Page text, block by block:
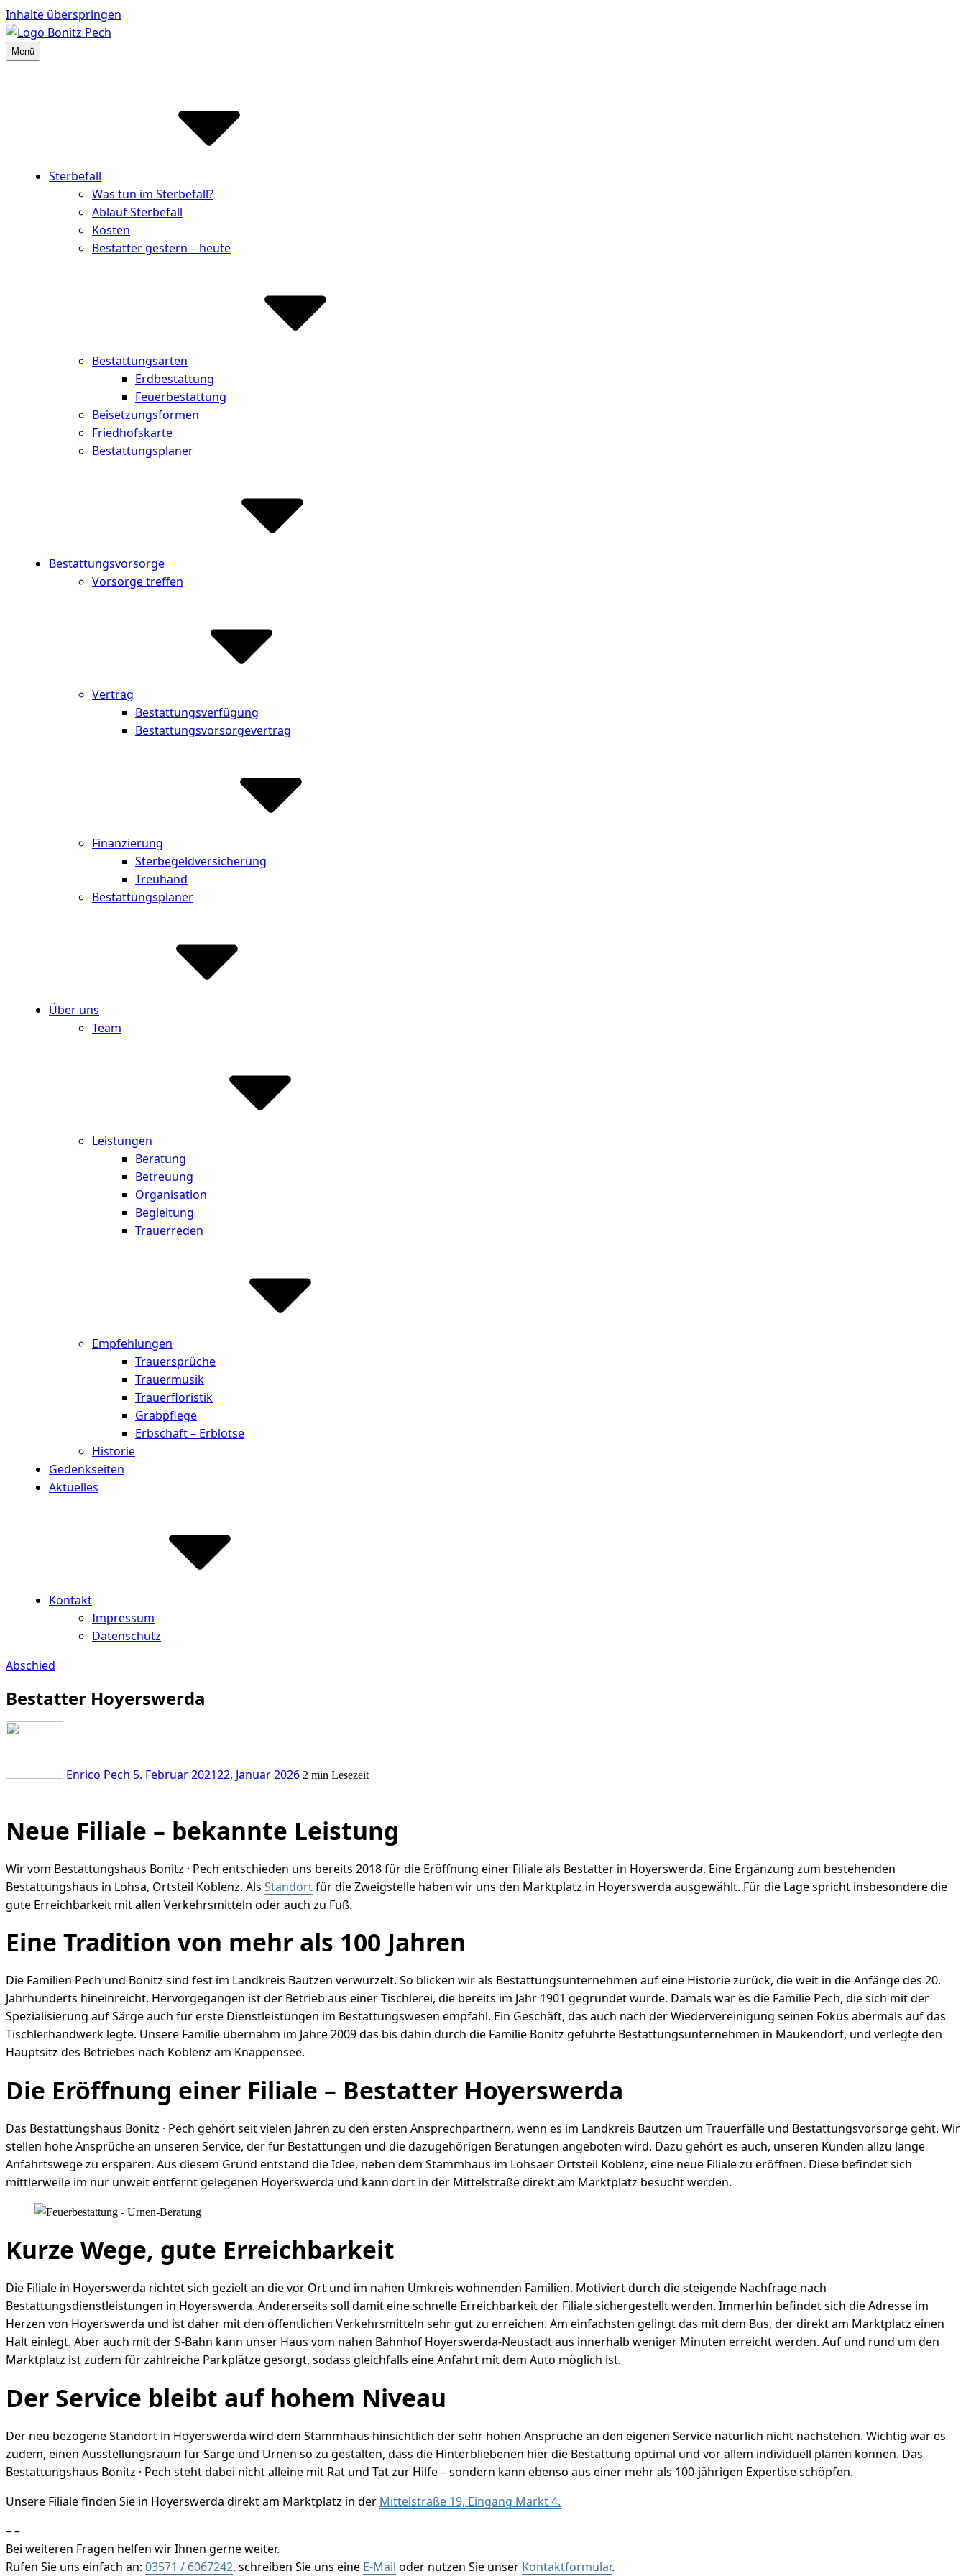
Inhalte überspringen
Bestattungshaus Bonitz Pech
Partner der Hinterbliebenen
Menü
Sterbefall
Was tun im Sterbefall?
Ablauf Sterbefall
Kosten
Bestatter gestern – heute
Bestattungsarten
Erdbestattung
Feuerbestattung
Beisetzungsformen
Friedhofskarte
Bestattungsplaner
Bestattungsvorsorge
Vorsorge treffen
Vertrag
Bestattungsverfügung
Bestattungsvorsorgevertrag
Finanzierung
Sterbegeldversicherung
Treuhand
Bestattungsplaner
Über uns
Team
Leistungen
Beratung
Betreuung
Organisation
Begleitung
Trauerreden
Empfehlungen
Trauersprüche
Trauermusik
Trauerfloristik
Grabpflege
Erbschaft – Erblotse
Historie
Gedenkseiten
Aktuelles
Kontakt
Impressum
Datenschutz
Abschied
Bestatter Hoyerswerda
Enrico Pech 5. Februar 202122. Januar 2026 2 min Lesezeit
Neue Filiale – bekannte Leistung
Wir vom Bestattungshaus Bonitz · Pech entschieden uns bereits 2018 für die Eröffnung einer Filiale als Bestatter in Hoyerswerda. Eine Ergänzung zum bestehenden
Bestattungshaus in Lohsa, Ortsteil Koblenz. Als Standortfür die Zweigstelle haben wir uns den Marktplatz in Hoyerswerda ausgewählt. Für die Lage spricht insbesondere die
gute Erreichbarkeit mit allen Verkehrsmitteln oder auch zu Fuß.
Eine Tradition von mehr als 100 Jahren
Die Familien Pech und Bonitz sind fest im Landkreis Bautzen verwurzelt. So blicken wir als Bestattungsunternehmen auf eine Historie zurück, die weit in die Anfänge des 20.
Jahrhunderts hineinreicht. Hervorgegangen ist der Betrieb aus einer Tischlerei, die bereits im Jahr 1901 gegründet wurde. Damals war es die Familie Pech, die sich mit der
Spezialisierung auf Särge auch für erste Dienstleistungen im Bestattungswesen empfahl. Ein Geschäft, das auch nach der Wiedervereinigung seinen Fokus abermals auf das
Tischlerhandwerk legte. Unsere Familie übernahm im Jahre 2009 das bis dahin durch die Familie Bonitz geführte Bestattungsunternehmen in Maukendorf, und verlegte den
Hauptsitz des Betriebes nach Koblenz am Knappensee.
Die Eröffnung einer Filiale – Bestatter Hoyerswerda
Das Bestattungshaus Bonitz · Pech gehört seit vielen Jahren zu den ersten Ansprechpartnern, wenn es im Landkreis Bautzen um Trauerfälle und Bestattungsvorsorge geht. Wir
stellen hohe Ansprüche an unseren Service, der für Bestattungen und die dazugehörigen Beratungen angeboten wird. Dazu gehört es auch, unseren Kunden allzu lange
Anfahrtswege zu ersparen. Aus diesem Grund entstand die Idee, neben dem Stammhaus im Lohsaer Ortsteil Koblenz, eine neue Filiale zu eröffnen. Diese befindet sich
mittlerweile im nur unweit entfernt gelegenen Hoyerswerda und kann dort in der Mittelstraße direkt am Marktplatz besucht werden.
Kurze Wege, gute Erreichbarkeit
Die Filiale in Hoyerswerda richtet sich gezielt an die vor Ort und im nahen Umkreis wohnenden Familien. Motiviert durch die steigende Nachfrage nach
Bestattungsdienstleistungen in Hoyerswerda. Andererseits soll damit eine schnelle Erreichbarkeit der Filiale sichergestellt werden. Immerhin befindet sich die Adresse im
Herzen von Hoyerswerda und ist daher mit den öffentlichen Verkehrsmitteln sehr gut zu erreichen. Am einfachsten gelingt das mit dem Bus, der direkt am Marktplatz einen
Halt einlegt. Aber auch mit der S-Bahn kann unser Haus vom nahen Bahnhof Hoyerswerda-Neustadt aus innerhalb weniger Minuten erreicht werden. Auf und rund um den
Marktplatz ist zudem für zahlreiche Parkplätze gesorgt, sodass gleichfalls eine Anfahrt mit dem Auto möglich ist.
Der Service bleibt auf hohem Niveau
Der neu bezogene Standort in Hoyerswerda wird dem Stammhaus hinsichtlich der sehr hohen Ansprüche an den eigenen Service natürlich nicht nachstehen. Wichtig war es
zudem, einen Ausstellungsraum für Särge und Urnen so zu gestalten, dass die Hinterbliebenen hier die Bestattung optimal und vor allem individuell planen können. Das
Bestattungshaus Bonitz · Pech steht dabei nicht alleine mit Rat und Tat zur Hilfe – sondern kann ebenso aus einer mehr als 100-jährigen Expertise schöpfen.
Unsere Filiale finden Sie in Hoyerswerda direkt am Marktplatz in der Mittelstraße 19, Eingang Markt 4.
– –
Bei weiteren Fragen helfen wir Ihnen gerne weiter.
Rufen Sie uns einfach an: 03571 / 6067242, schreiben Sie uns eine E-Mail oder nutzen Sie unser Kontaktformular.